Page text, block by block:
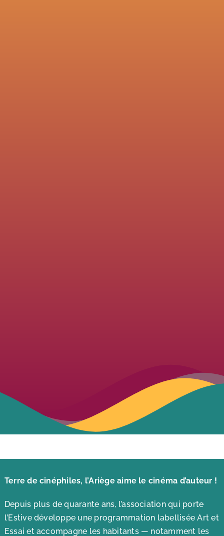
Terre de cinéphiles, l’Ariège aime le cinéma d’auteur !
Depuis plus de quarante ans, l’association qui porte
l’Estive développe une programmation labellisée Art et
Essai et accompagne les habitants — notamment les